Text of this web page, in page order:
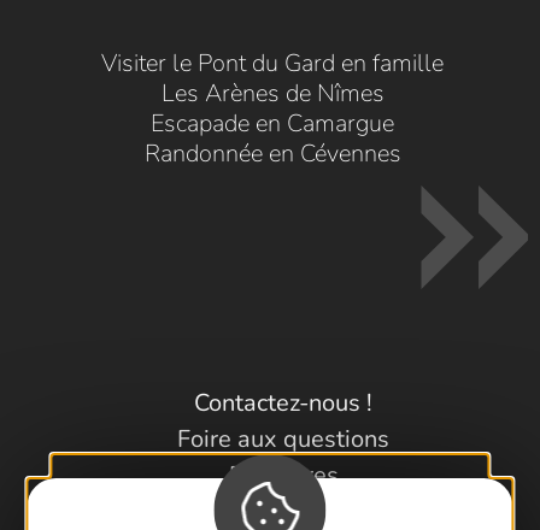
Visiter le Pont du Gard en famille
Les Arènes de Nîmes
Escapade en Camargue
Randonnée en Cévennes
Contactez-nous !
Foire aux questions
Brochures
Cartoguides et Topoguides